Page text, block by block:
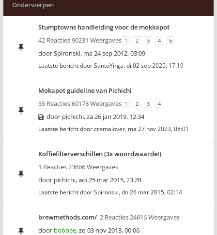
Onderwerpen
Stumptowns handleiding voor de mokkapot
42 Reacties 90231 Weergaves 1 2 3 4 5
doorSpironski, ma 24 sep 2012, 03:09
Laatste bericht doorSantoYirga, di 02 sep 2025, 17:19
Mokapot guideline van Pichichi
35 Reacties 60178 Weergaves 1 2 3 4
door pichichi,za 26 jan 2019, 12:34
Laatste bericht doorcremalover, ma 27 nov 2023, 08:01
Koffiefilterverschillen (3x woordwaarde!)
1 Reacties 23606 Weergaves
door pichichi,wo 25 mar 2015, 23:28
Laatste bericht doorSpironski, do 26 mar 2015, 02:14
brewmethods.com/ 2 Reacties 24616 Weergaves
door bobbee,zo 03 nov 2013, 00:06